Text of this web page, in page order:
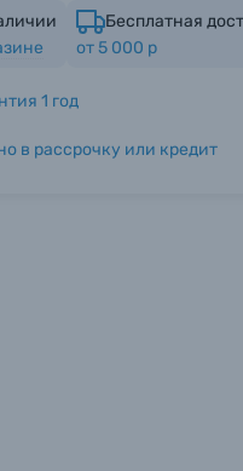
Бесплатная
от 5 000 р
1 год
в рассрочку или кредит